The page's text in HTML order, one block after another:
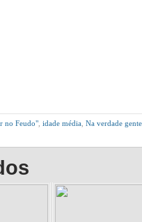
no Feudo" idade média Na verdade